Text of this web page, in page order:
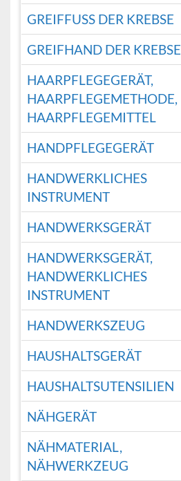
GREIFFUSS DER KREBSE
GREIFHAND DER KREBSE
HAARPFLEGEGERÄT,
HAARPFLEGEMETHODE,
HAARPFLEGEMITTEL
HANDPFLEGEGERÄT
HANDWERKLICHES
INSTRUMENT
HANDWERKSGERÄT
HANDWERKSGERÄT,
HANDWERKLICHES
INSTRUMENT
HANDWERKSZEUG
HAUSHALTSGERÄT
HAUSHALTSUTENSILIEN
NÄHGERÄT
NÄHMATERIAL,
NÄHWERKZEUG